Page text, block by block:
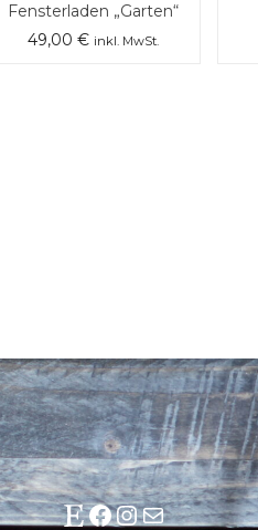
Fensterladen „Garten“
49,00 € inkl. MwSt.
EtsyFacebook
Instagram
E-Mail